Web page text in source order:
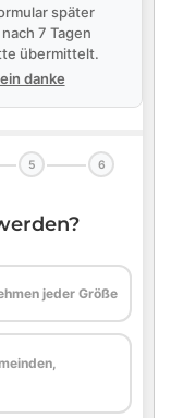
später
7 Tagen
übermittelt.
danke
5 6
jeder Größe